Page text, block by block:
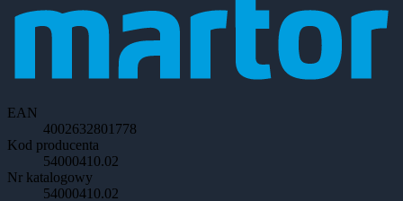
EAN
4002632801778
Kod producenta
54000410.02
Nr katalogowy
54000410.02